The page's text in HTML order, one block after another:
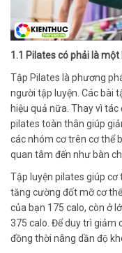
1.1 Pilates có phải là
Tập Pilates là phương
người tập luyện. Các bài
hiệu quả nữa. Thay vì
pilates toàn thân giúp
các nhóm cơ trên cơ thể
quan tâm đến như bàn
Tập luyện pilates giúp
tăng cường đốt mỡ cơ
của bạn 175 calo, còn ở
375 calo. Để duy trì giảm
đồng thời nâng dần độ